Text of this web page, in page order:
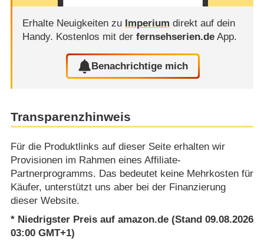
Erhalte Neuigkeiten zu Imperium direkt auf dein
Handy. Kostenlos mit der fernsehserien.deApp.
Benachrichtige mich
Transparenzhinweis
Für die Produktlinks auf dieser Seite erhalten wir
Provisionen im Rahmen eines Affiliate-
Partnerprogramms. Das bedeutet keine Mehrkosten für
Käufer, unterstützt uns aber bei der Finanzierung
dieser Website.
* Niedrigster Preis auf amazon.de (Stand 09.08.2026
03:00 GMT+1)